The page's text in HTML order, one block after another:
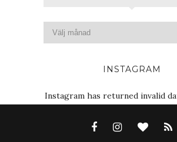
INSTAGRAM
Instagram has returned invalid